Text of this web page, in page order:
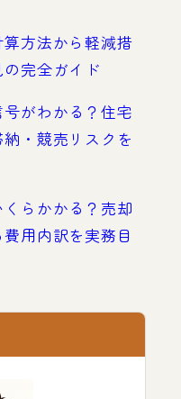
方法から軽減措
完全ガイド
がわかる？住宅
・競売リスクを
らかかる？売却
用内訳を実務目